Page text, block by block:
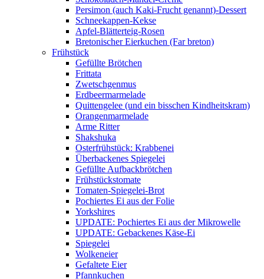
Persimon (auch Kaki-Frucht genannt)-Dessert
Schneekappen-Kekse
Apfel-Blätterteig-Rosen
Bretonischer Eierkuchen (Far breton)
Frühstück
Gefüllte Brötchen
Frittata
Zwetschgenmus
Erdbeermarmelade
Quittengelee (und ein bisschen Kindheitskram)
Orangenmarmelade
Arme Ritter
Shakshuka
Osterfrühstück: Krabbenei
Überbackenes Spiegelei
Gefüllte Aufbackbrötchen
Frühstückstomate
Tomaten-Spiegelei-Brot
Pochiertes Ei aus der Folie
Yorkshires
UPDATE: Pochiertes Ei aus der Mikrowelle
UPDATE: Gebackenes Käse-Ei
Spiegelei
Wolkeneier
Gefaltete Eier
Pfannkuchen